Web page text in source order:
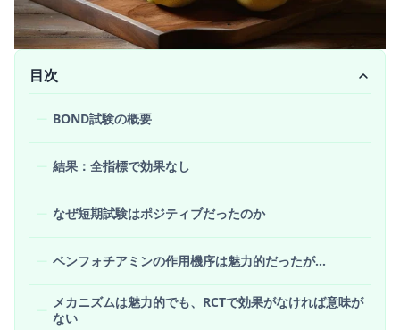
目次
BOND試験の概要
結果：全指標で効果なし
なぜ短期試験はポジティブだったのか
ベンフォチアミンの作用機序は魅力的だったが…
メカニズムは魅力的でも、RCTで効果がなければ意味が
ない